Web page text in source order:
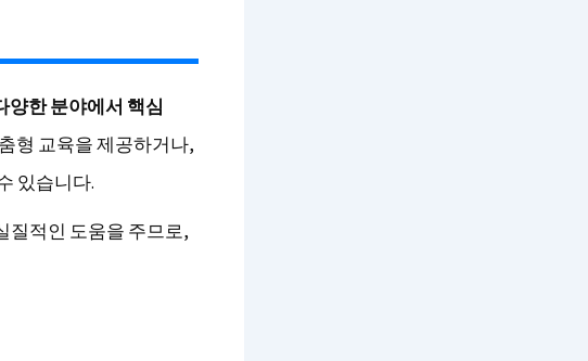
양한 분야에서 핵심
형 교육을 제공하거나,
있습니다.
질적인 도움을 주므로,